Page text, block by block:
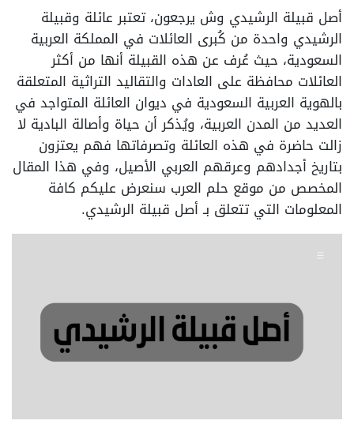
أصل قبيلة الرشيدي وش يرجعون، تعتبر عائلة وقبيلة
الرشيدي واحدة من كُبرى العائلات في المملكة العربية
السعودية، حيث عُرف عن هذه القبيلة أنها من أكثر
العائلات محافظة على العادات والتقاليد التراثية المتعلقة
بالهوية العربية السعودية في ديوان العائلة المتواجد في
العديد من المدن العربية، ويُذكر أن حياة وأصالة البادية لا
زالت حاضرة في هذه العائلة وتصرفاتها فهم يعتزون
بتاريخ أجدادهم وعرقهم العربي الأصيل، وفي هذا المقال
المخصص من موقع حلم العرب سنعرض عليكم كافة
المعلومات التي تتعلق بـ أصل قبيلة الرشيدي.